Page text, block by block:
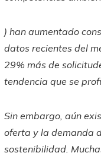
) han aumentado
datos recientes del
29% más de
tendencia que se
Sin embargo, aún
oferta y la demanda
sostenibilidad.